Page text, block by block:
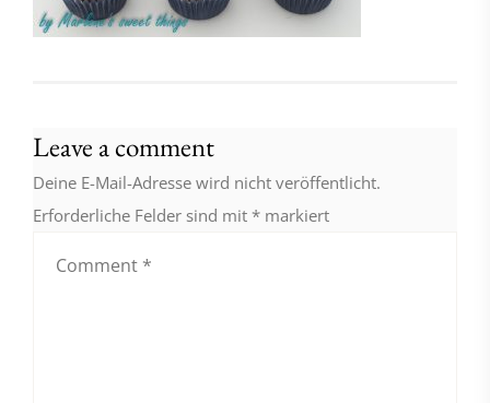
Leave a comment
Deine E-Mail-Adresse wird nicht veröffentlicht.
Erforderliche Felder sind mit * markiert